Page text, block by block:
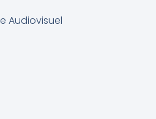
Audiovisuel